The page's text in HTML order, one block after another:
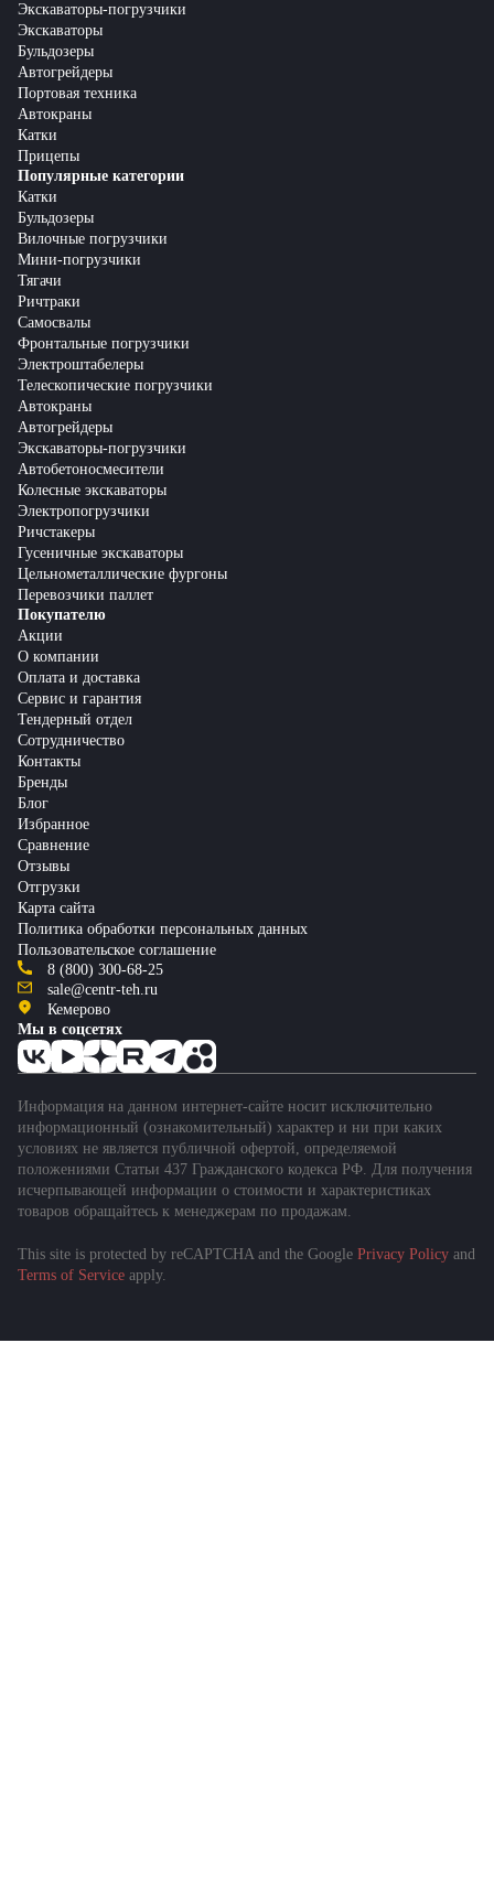
Экскаваторы-погрузчики
Экскаваторы
Бульдозеры
Автогрейдеры
Портовая техника
Автокраны
Катки
Прицепы
Популярные категории
Катки
Бульдозеры
Вилочные погрузчики
Мини-погрузчики
Тягачи
Ричтраки
Самосвалы
Фронтальные погрузчики
Электроштабелеры
Телескопические погрузчики
Автокраны
Автогрейдеры
Экскаваторы-погрузчики
Автобетоносмесители
Колесные экскаваторы
Электропогрузчики
Ричстакеры
Гусеничные экскаваторы
Цельнометаллические фургоны
Перевозчики паллет
Покупателю
Акции
О компании
Оплата и доставка
Сервис и гарантия
Тендерный отдел
Сотрудничество
Контакты
Бренды
Блог
Избранное
Сравнение
Отзывы
Отгрузки
Карта сайта
Политика обработки персональных данных
Пользовательское соглашение
8 (800) 300-68-25
sale@centr-teh.ru
Кемерово
Мы в соцсетях
Информация на данном интернет-сайте носит исключительно
информационный (ознакомительный) характер и ни при каких
условиях не является публичной офертой, определяемой
положениями Статьи 437 Гражданского кодекса РФ. Для получения
исчерпывающей информации о стоимости и характеристиках
товаров обращайтесь к менеджерам по продажам.
This site is protected by reCAPTCHA and the Google Privacy Policy and
Terms of Service apply.